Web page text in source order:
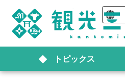
トピックス